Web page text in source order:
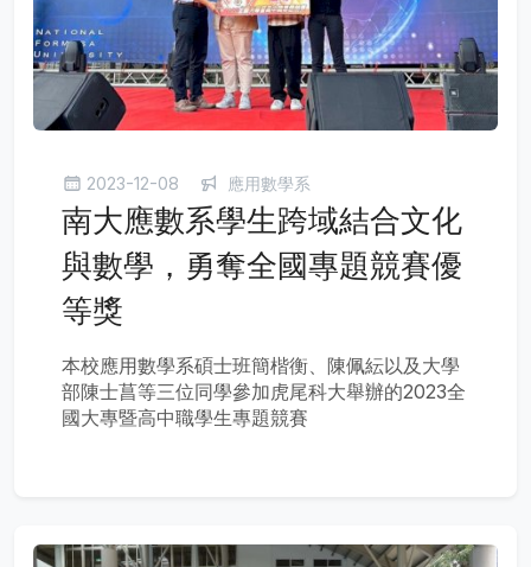
2023-12-08 應用數學系
南大應數系學生跨域結合文化
與數學，勇奪全國專題競賽優
等獎
本校應用數學系碩士班簡楷衡、陳佩紜以及大學
部陳士菖等三位同學參加虎尾科大舉辦的2023全
國大專暨高中職學生專題競賽